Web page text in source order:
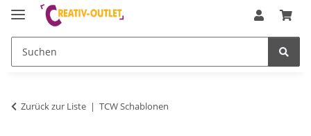
Zurück zur Liste TCW Schablonen